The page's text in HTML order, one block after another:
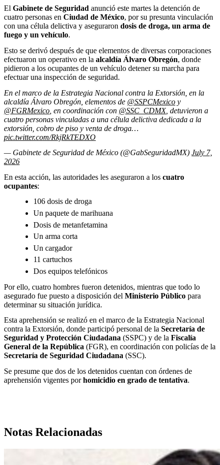
El Gabinete de Seguridad anunció este martes la detención de
cuatro personas en Ciudad de México, por su presunta vinculación
con una célula delictiva y aseguraron dosis de droga, un arma de
fuego y un vehículo.
Esto se derivó después de que elementos de diversas corporaciones
efectuaron un operativo en la alcaldía Álvaro Obregón, donde
pidieron a los ocupantes de un vehículo detener su marcha para
efectuar una inspección de seguridad.
En el marco de la Estrategia Nacional contra la Extorsión, en la
alcaldía Álvaro Obregón, elementos de @SSPCMexico y
@FGRMexico , en coordinación con @SSC_CDMX, detuvieron a
cuatro personas vinculadas a una célula delictiva dedicada a la
extorsión, cobro de piso y venta de droga…
pic.twitter.com/RkjRkTEDXO
— Gabinete de Seguridad de México (@GabSeguridadMX) July 7,
2026
En esta acción, las autoridades les aseguraron a los cuatro
ocupantes:
106 dosis de droga
Un paquete de marihuana
Dosis de metanfetamina
Un arma corta
Un cargador
11 cartuchos
Dos equipos telefónicos
Por ello, cuatro hombres fueron detenidos, mientras que todo lo
asegurado fue puesto a disposición del Ministerio Público para
determinar su situación jurídica.
Esta aprehensión se realizó en el marco de la Estrategia Nacional
contra la Extorsión, donde participó personal de la Secretaría de
Seguridad y Protección Ciudadana (SSPC) y de la Fiscalía
General de la República (FGR), en coordinación con policías de la
Secretaría de Seguridad Ciudadana (SSC).
Se presume que dos de los detenidos cuentan con órdenes de
aprehensión vigentes porhomicidio en grado de tentativa.
Notas Relacionadas